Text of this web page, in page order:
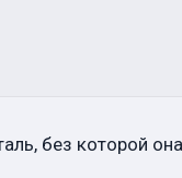
без которой